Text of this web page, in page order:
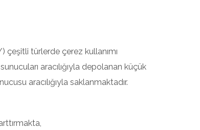
türlerde çerez kullanımı
aracılığıyla depolanan küçük
aracılığıyla saklanmaktadır.